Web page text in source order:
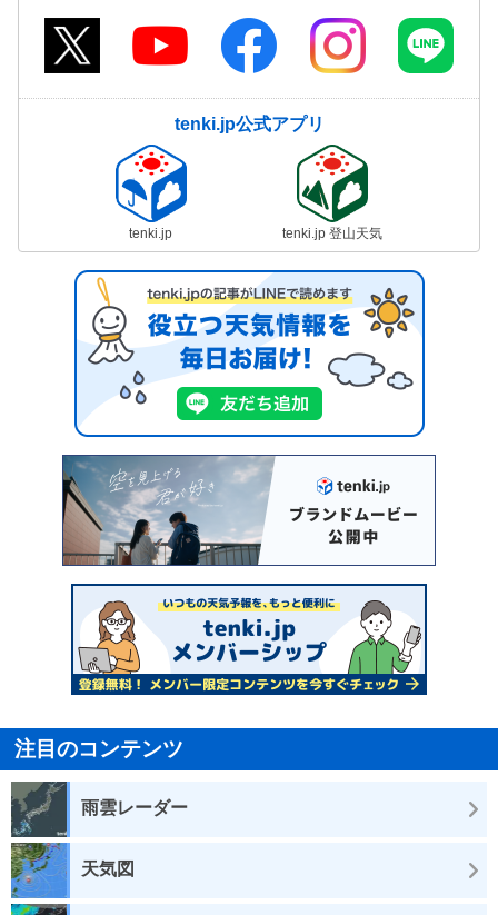
tenki.jp公式アプリ
tenki.jp tenki.jp 登山天気
注目のコンテンツ
雨雲レーダー
天気図